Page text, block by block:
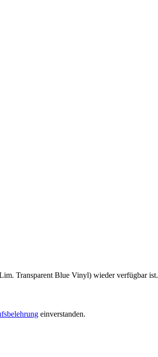
Transparent Blue Vinyl) wieder verfügbar ist.
einverstanden.